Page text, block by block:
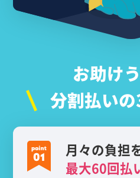
お助け
分割払い
月々の負担
最大60回払